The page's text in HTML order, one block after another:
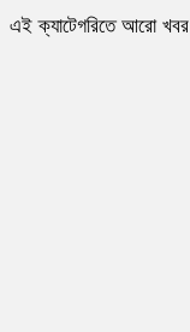
এই ক্যাটেগরিতে আরো খবর